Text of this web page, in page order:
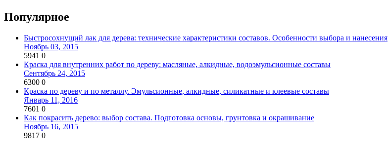
Популярное
Быстросохнущий лак для дерева: технические характеристики составов. Особенности выбора и нанесения
Ноябрь 03, 2015
5941 0
Краска для внутренних работ по дереву: масляные, алкидные, водоэмульсионные составы
Сентябрь 24, 2015
6300 0
Краска по дереву и по металлу. Эмульсионные, алкидные, силикатные и клеевые составы
Январь 11, 2016
7601 0
Как покрасить дерево: выбор состава. Подготовка основы, грунтовка и окрашивание
Ноябрь 16, 2015
9817 0